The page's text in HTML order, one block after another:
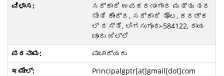
ಸರ್ಕಾರಿ ಉಪಕರಣಾಗಾರ ಮತ್ತು ತರ
ಬೇತಿ ಕೇಂದ್ರ, ಸರ್ಕಾರಿ ತೋಟ, ಕರಡ್ಕ
ಲ್ ರಸ್ತೆ, ಲಿಂಗಸುಗೂರು-584122, ರಾಯ
ಚೂರು ಜಿಲ್ಲೆ
ಪಾಚಾರ್ಯರು
Principalgptr[at]gmail[dot]com